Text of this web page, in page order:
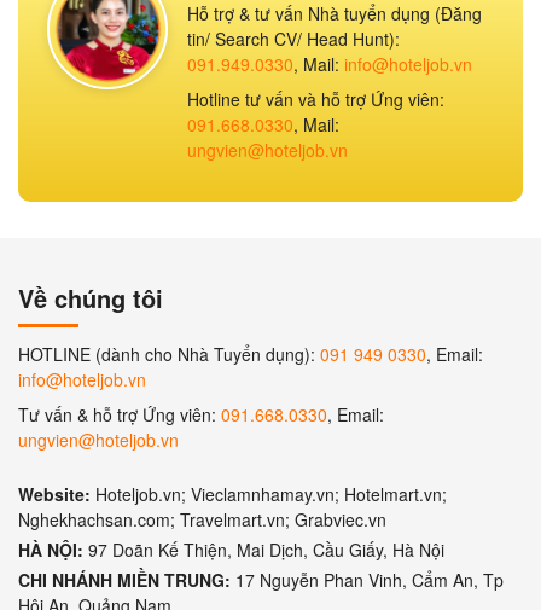
Hỗ trợ & tư vấn Nhà tuyển dụng (Đăng
tin/ Search CV/ Head Hunt):
091.949.0330, Mail: info@hoteljob.vn
Hotline tư vấn và hỗ trợ Ứng viên:
091.668.0330, Mail:
ungvien@hoteljob.vn
Về chúng tôi
HOTLINE (dành cho Nhà Tuyển dụng): 091 949 0330, Email:
info@hoteljob.vn
Tư vấn & hỗ trợ Ứng viên: 091.668.0330, Email:
ungvien@hoteljob.vn
Website: Hoteljob.vn; Vieclamnhamay.vn; Hotelmart.vn;
Nghekhachsan.com; Travelmart.vn; Grabviec.vn
HÀ NỘI: 97 Doãn Kế Thiện, Mai Dịch, Cầu Giấy, Hà Nội
CHI NHÁNH MIỀN TRUNG: 17 Nguyễn Phan Vinh, Cẩm An, Tp